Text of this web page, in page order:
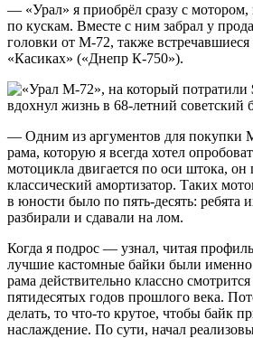
— «Урал» я приобрёл сразу с мотором,
по кускам. Вместе с ним забрал у
головки от М-72, также
«Касиках» («Днепр К-750»).
— Одним из аргументов для покупки
рама, которую я всегда хотел
мотоцикла двигается по оси штока,
классический амортизатор. Таких
в юности было по пять-десять: ребята
разбирали и сдавали на лом.
Когда я подрос — узнал, читая
лучшие кастомные байки были именно
рама действительно классно
пятидесятых годов прошлого века.
делать, то что-то крутое, чтобы байк
наслаждение. По сути, начал